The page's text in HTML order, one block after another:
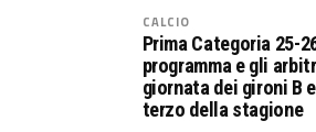
CALCIO
Prima Categoria 25-
programma e gli
giornata dei gironi B
terzo della stagione